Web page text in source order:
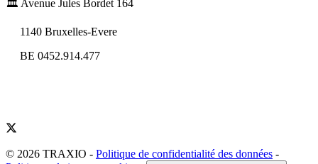
🏛️ Avenue Jules Bordet 164
1140 Bruxelles-Evere
BE 0452.914.477
© 2026 TRAXIO - Politique de confidentialité des données -